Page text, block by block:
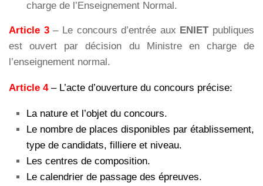
charge de l’Enseignement Normal.
Article 3– Le concours d’entrée aux ENIETpubliques
est ouvert par décision du Ministre en charge de
l’enseignement normal.
Article 4– L’acte d’ouverture du concours précise:
La nature et l’objet du concours.
Le nombre de places disponibles par établissement,
type de candidats, filliere et niveau.
Les centres de composition.
Le calendrier de passage des épreuves.